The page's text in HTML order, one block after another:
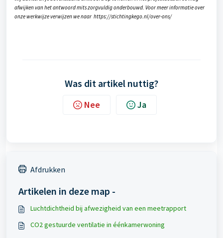
afwijken van het antwoord mits zorgvuldig onderbouwd. Voor meer informatie over
onze werkwijze verwijzen we naar https://stichtingkego.nl/over-ons/
Was dit artikel nuttig?
Nee Ja
Afdrukken
Artikelen in deze map -
Luchtdichtheid bij afwezigheid van een meetrapport
CO2 gestuurde ventilatie in éénkamerwoning